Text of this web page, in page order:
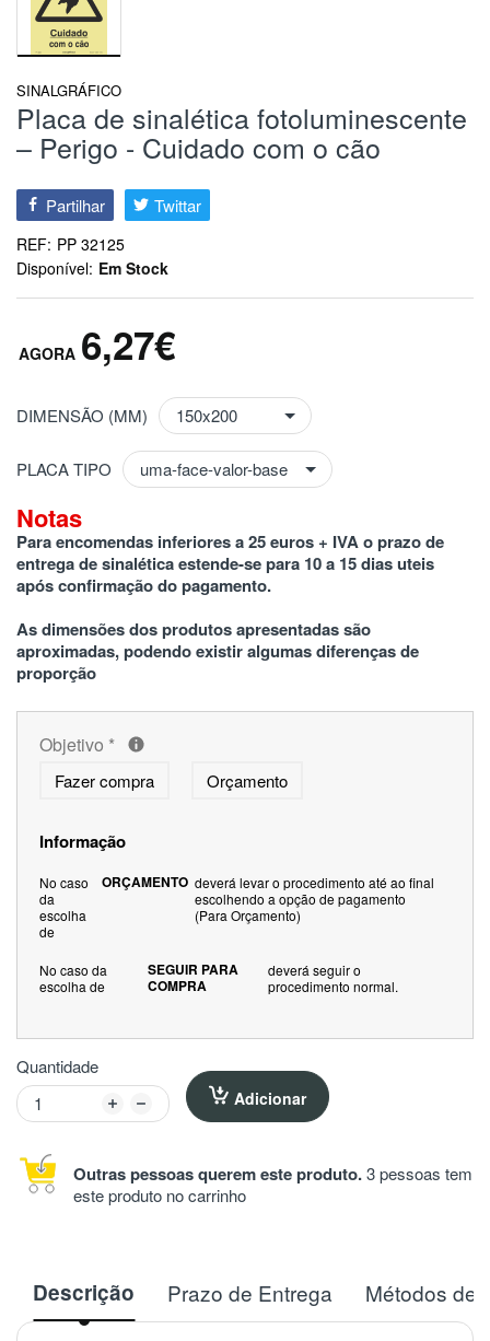
SINALGRÁFICO
Placa de sinalética fotoluminescente
– Perigo - Cuidado com o cão
Partilhar Twittar
REF: PP 32125
Disponível: Em Stock
6,27€
DIMENSÃO (MM)
PLACA TIPO
Notas
Para encomendas inferiores a 25 euros + IVA o prazo de
entrega de sinalética estende-se para 10 a 15 dias uteis
após confirmação do pagamento.
As dimensões dos produtos apresentadas são
aproximadas, podendo existir algumas diferenças de
proporção
Objetivo *
Fazer compra Orçamento
Informação
No caso
da
escolha
de
ORÇAMENTO deverá levar o procedimento até ao final
escolhendo a opção de pagamento
(Para Orçamento)
No caso da
escolha de
SEGUIR PARA
COMPRA
deverá seguir o
procedimento normal.
Quantidade
Adicionar
Outras pessoas querem este produto.3 pessoas tem
este produto no carrinho
Descrição Prazo de Entrega Métodos de